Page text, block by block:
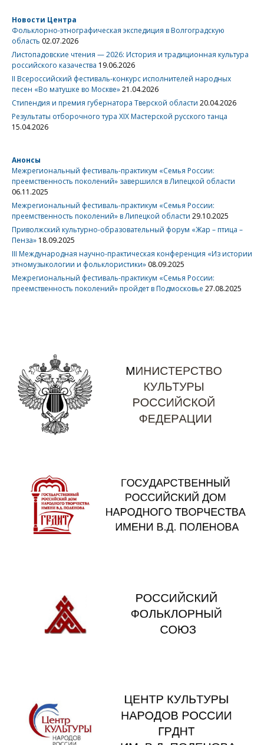
Новости Центра
Фольклорно-этнографическая экспедиция в Волгоградскую
область 02.07.2026
Листопадовские чтения — 2026: История и традиционная культура
российского казачества 19.06.2026
II Всероссийский фестиваль-конкурс исполнителей народных
песен «Во матушке во Москве»21.04.2026
Стипендия и премия губернатора Тверской области 20.04.2026
Результаты отборочного тура XIX Мастерской русского танца
15.04.2026
Анонсы
Межрегиональный фестиваль-практикум «Семья России:
преемственность поколений» завершился в Липецкой области
06.11.2025
Межрегиональный фестиваль-практикум «Семья России:
преемственность поколений» в Липецкой области 29.10.2025
Приволжский культурно-образовательный форум «Жар – птица –
Пенза» 18.09.2025
III Международная научно-практическая конференция «Из истории
этномузыкологии и фольклористики» 08.09.2025
Межрегиональный фестиваль-практикум «Семья России:
преемственность поколений» пройдет в Подмосковье 27.08.2025